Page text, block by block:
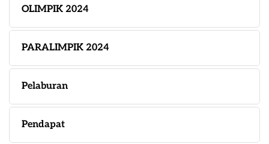
OLIMPIK 2024
PARALIMPIK 2024
Pelaburan
Pendapat